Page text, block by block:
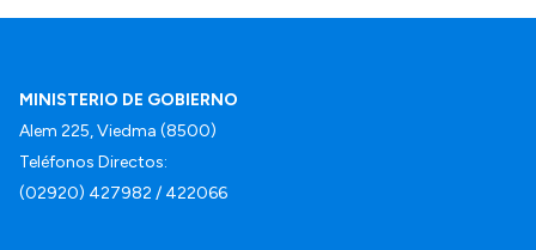
MINISTERIO DE GOBIERNO
Alem 225, Viedma (8500)
Teléfonos Directos:
(02920) 427982 / 422066